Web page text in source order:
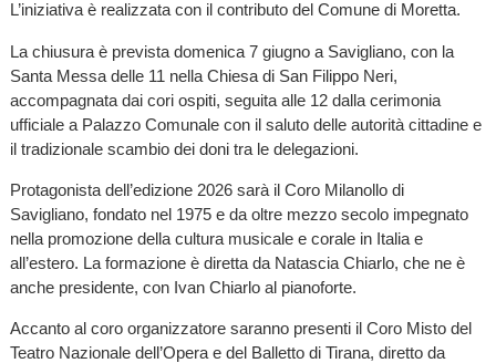
L’iniziativa è realizzata con il contributo del Comune di Moretta.
La chiusura è prevista domenica 7 giugno a Savigliano, con la
Santa Messa delle 11 nella Chiesa di San Filippo Neri,
accompagnata dai cori ospiti, seguita alle 12 dalla cerimonia
ufficiale a Palazzo Comunale con il saluto delle autorità cittadine e
il tradizionale scambio dei doni tra le delegazioni.
Protagonista dell’edizione 2026 sarà il Coro Milanollo di
Savigliano, fondato nel 1975 e da oltre mezzo secolo impegnato
nella promozione della cultura musicale e corale in Italia e
all’estero. La formazione è diretta da Natascia Chiarlo, che ne è
anche presidente, con Ivan Chiarlo al pianoforte.
Accanto al coro organizzatore saranno presenti il Coro Misto del
Teatro Nazionale dell’Opera e del Balletto di Tirana, diretto da